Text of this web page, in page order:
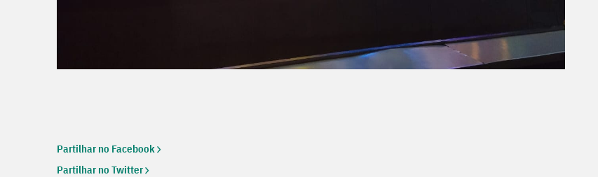
Partilhar no Facebook
Partilhar no Twitter